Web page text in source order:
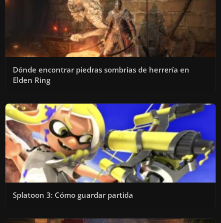
Dónde encontrar piedras sombrías de herrería en
Elden Ring
Splatoon 3: Cómo guardar partida